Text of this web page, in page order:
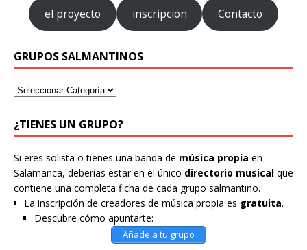
el proyecto inscripción Contacto
GRUPOS SALMANTINOS
¿TIENES UN GRUPO?
Si eres solista o tienes una banda de música propia en
Salamanca, deberías estar en el único directorio musical que
contiene una completa ficha de cada grupo salmantino.
La inscripción de creadores de música propia es gratuita.
Descubre cómo apuntarte:
Añade a tu grupo